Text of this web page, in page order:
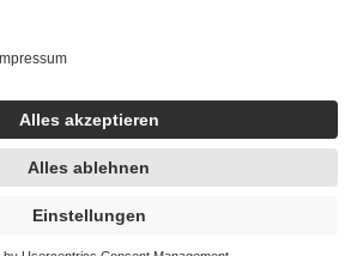
dass es sich um echte Bewertungen
hc/de/articles/4419944605341
wurden unter Zuhilfenahme künstlicher